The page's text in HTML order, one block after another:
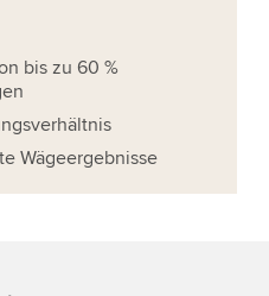
bis zu 60 %
Wägeergebnisse